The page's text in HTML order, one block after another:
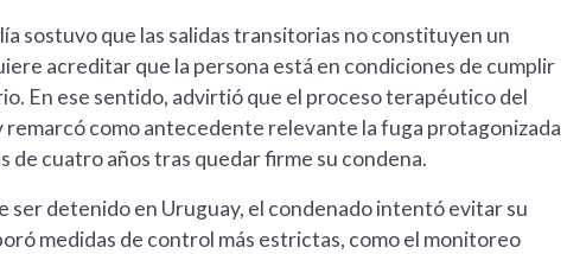
sostuvo que las salidas transitorias no constituyen un
acreditar que la persona está en condiciones de cumplir
En ese sentido, advirtió que el proceso terapéutico del
como antecedente relevante la fuga protagonizada
cuatro años tras quedar firme su condena.
ser detenido en Uruguay, el condenado intentó evitar su
medidas de control más estrictas, como el monitoreo